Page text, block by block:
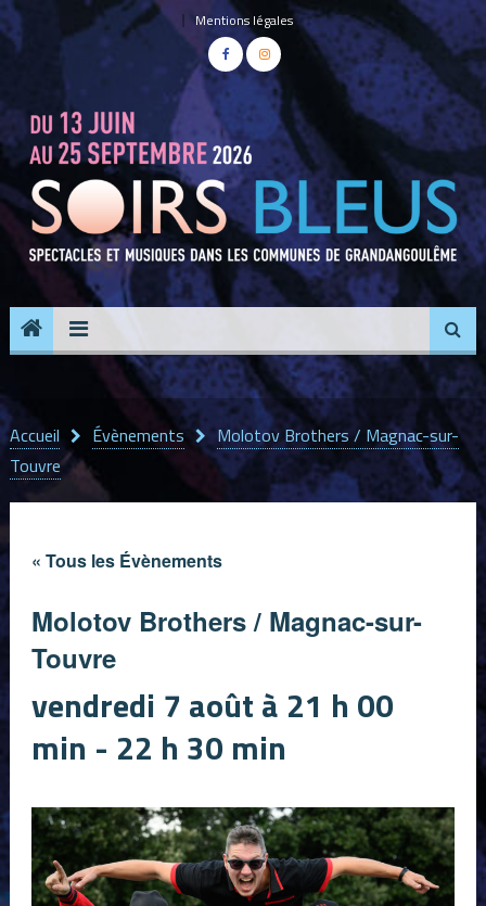
Mentions légales
Accueil Évènements
Molotov Brothers / Magnac-sur-
Touvre
« Tous les Évènements
Molotov Brothers / Magnac-sur-
Touvre
vendredi 7 août à 21 h 00
min - 22 h 30 min
Panneau de gestion des cookies